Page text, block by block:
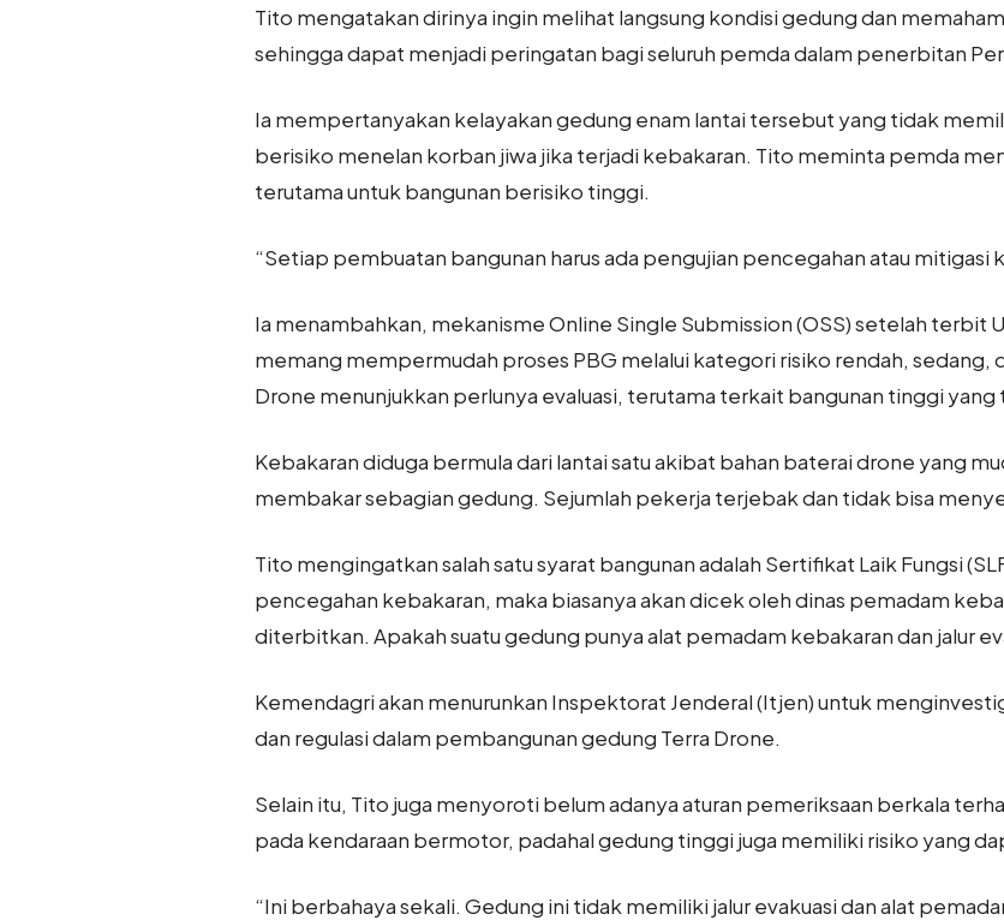
Tito mengatakan dirinya ingin melihat langsung kondisi gedung dan
sehingga dapat menjadi peringatan bagi seluruh pemda dalam penerbitan
Ia mempertanyakan kelayakan gedung enam lantai tersebut yang tidak
berisiko menelan korban jiwa jika terjadi kebakaran. Tito meminta pemda
terutama untuk bangunan berisiko tinggi.
“Setiap pembuatan bangunan harus ada pengujian pencegahan atau mitigasi
Ia menambahkan, mekanisme Online Single Submission (OSS) setelah terbit
memang mempermudah proses PBG melalui kategori risiko rendah, sedang,
Drone menunjukkan perlunya evaluasi, terutama terkait bangunan tinggi
Kebakaran diduga bermula dari lantai satu akibat bahan baterai drone yang
membakar sebagian gedung. Sejumlah pekerja terjebak dan tidak bisa
Tito mengingatkan salah satu syarat bangunan adalah Sertifikat Laik Fungsi
pencegahan kebakaran, maka biasanya akan dicek oleh dinas pemadam
diterbitkan. Apakah suatu gedung punya alat pemadam kebakaran dan jalur
Kemendagri akan menurunkan Inspektorat Jenderal (Itjen) untuk
dan regulasi dalam pembangunan gedung Terra Drone.
Selain itu, Tito juga menyoroti belum adanya aturan pemeriksaan berkala
pada kendaraan bermotor, padahal gedung tinggi juga memiliki risiko yang
“Ini berbahaya sekali. Gedung ini tidak memiliki jalur evakuasi dan alat